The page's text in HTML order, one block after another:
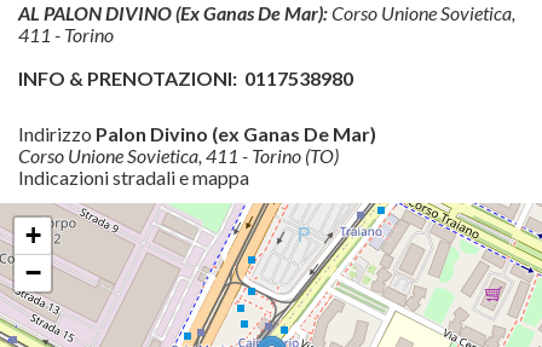
AL PALON DIVINO (Ex Ganas De Mar):Corso Unione Sovietica,
411 - Torino
INFO & PRENOTAZIONI: 0117538980
Indirizzo Palon Divino (ex Ganas De Mar)
Corso Unione Sovietica, 411 - Torino (TO)
Indicazioni stradali e mappa
+
−